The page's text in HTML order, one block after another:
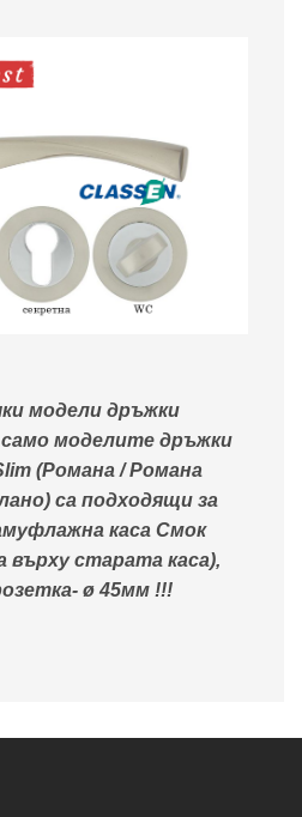
модели дръжки
само моделите дръжки
(Романа / Романа
са подходящи за
каса Смок
старата каса),
ø 45мм !!!